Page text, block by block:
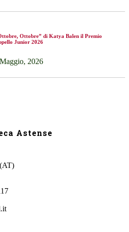
Ottobre” di Katya Balen il Premio
Junior 2026
2026
Astense